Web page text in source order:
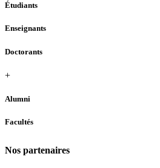
Étudiants
Enseignants
Doctorants
+
Alumni
Facultés
Nos partenaires